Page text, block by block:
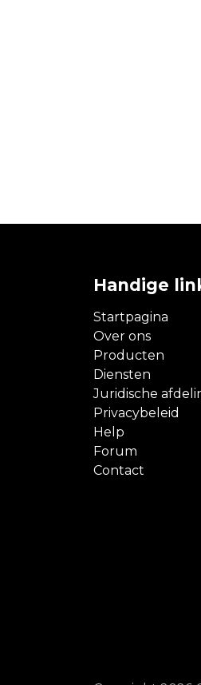
Handige
Startpagina
Over ons
Producten
Diensten
Juridische
Privacybeleid
Help
Forum
Contact